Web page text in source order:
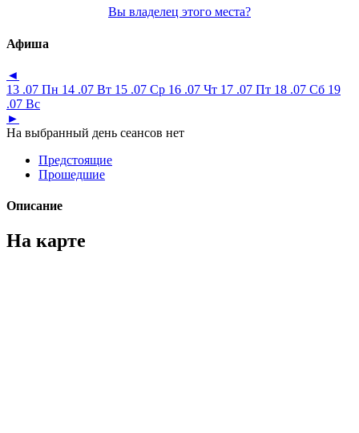
Вы владелец этого места?
Афиша
◄
13 .07 Пн 14 .07 Вт 15 .07 Ср 16 .07 Чт 17 .07 Пт 18 .07 Сб 19
.07 Вс
►
На выбранный день сеансов нет
Предстоящие
Прошедшие
Описание
На карте